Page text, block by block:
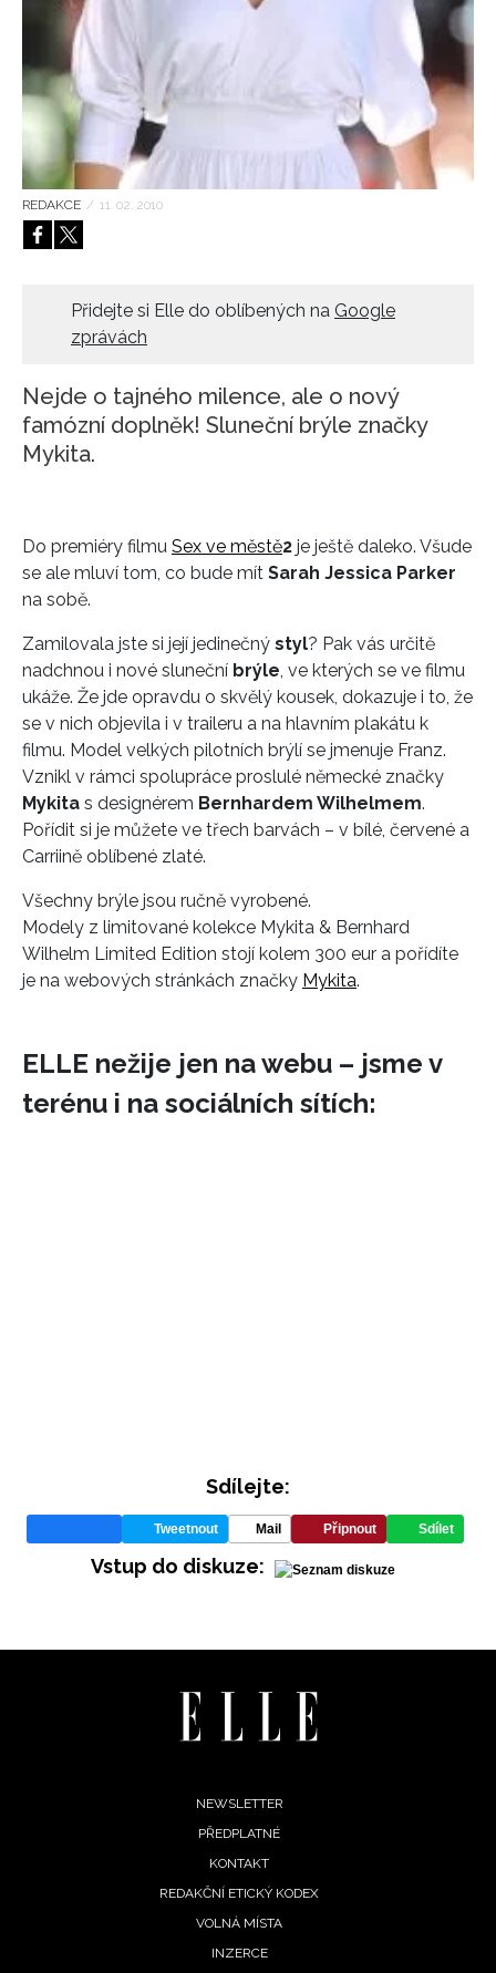
INFORMACE
REDAKCE / 11. 02. 2010
Přidejte si Elle do oblíbených na Google
zprávách
Nejde o tajného milence, ale o nový
famózní doplněk! Sluneční brýle značky
Mykita.
Do premiéry filmu Sex ve městě2 je ještě daleko. Všude
se ale mluví tom, co bude mít Sarah Jessica Parker
na sobě.
Zamilovala jste si její jedinečný styl? Pak vás určitě
nadchnou i nové sluneční brýle , ve kterých se ve filmu
ukáže. Že jde opravdu o skvělý kousek, dokazuje i to, že
se v nich objevila i v traileru a na hlavním plakátu k
filmu. Model velkých pilotních brýlí se jmenuje Franz.
Vznikl v rámci spolupráce proslulé německé značky
Mykita s designérem Bernhardem Wilhelmem.
Pořídit si je můžete ve třech barvách – v bílé, červené a
Carriině oblíbené zlaté.
Všechny brýle jsou ručně vyrobené.
Modely z limitované kolekce Mykita & Bernhard
Wilhelm Limited Edition stojí kolem 300 eur a pořídíte
je na webových stránkách značky Mykita.
ELLE nežije jen na webu – jsme v
terénu i na sociálních sítích:
Sdílejte:
Tweetnout Mail Připnout Sdílet
Vstup do diskuze:
NEWSLETTER
PŘEDPLATNÉ
KONTAKT
REDAKČNÍ ETICKÝ KODEX
VOLNÁ MÍSTA
INZERCE